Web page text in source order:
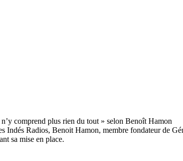
Indés Radios, Benoit Hamon, membre fondateur de
sa mise en place.